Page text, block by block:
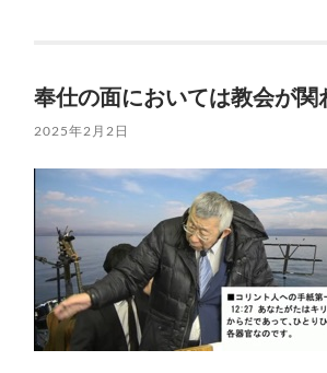
奉仕の面においては教会が関
2025年2月2日